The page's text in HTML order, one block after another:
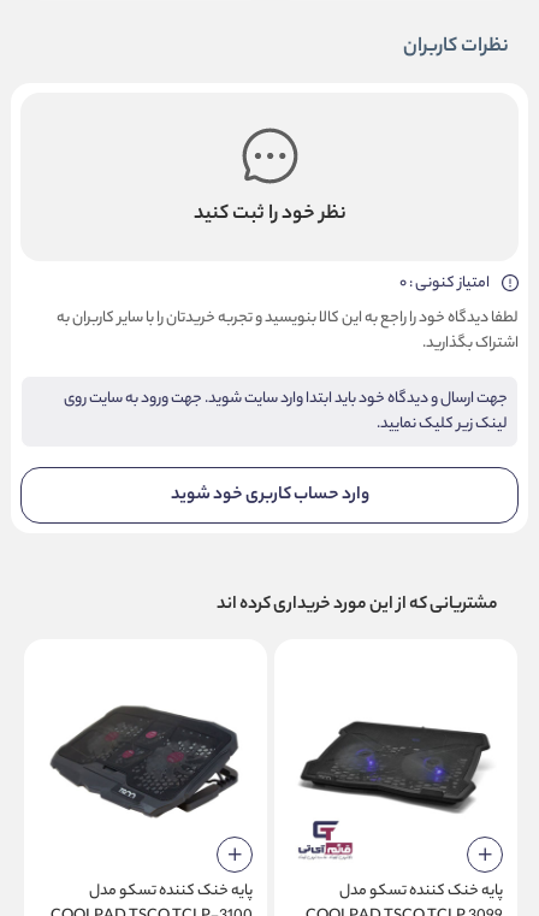
نظرات کاربران
نظر خود را ثبت کنید
امتیاز کنونی : 0
لطفا دیدگاه خود را راجع به این کالا بنویسید و تجربه خریدتان را با سایر کاربران به
اشتراک بگذارید.
جهت ارسال و دیدگاه خود باید ابتدا وارد سایت شوید. جهت ورود به سایت روی
لینک زیر کلیک نمایید.
وارد حساب کاربری خود شوید
مشتریانی که از این مورد خریداری کرده اند
پایه خنک کننده تسکو مدل
پایه خنک کننده تسکو مدل